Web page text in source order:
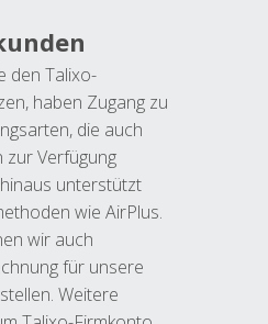
den Talixo-
haben Zugang zu
die auch
zur Verfügung
unterstützt
wie AirPlus.
wir auch
für unsere
Weitere